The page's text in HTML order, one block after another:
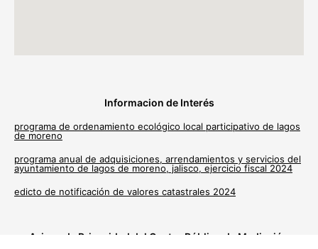
Informacion de Interés
programa de ordenamiento ecológico local participativo de lagos
de moreno
programa anual de adquisiciones, arrendamientos y servicios del
ayuntamiento de lagos de moreno, jalisco, ejercicio fiscal 2024
edicto de notificación de valores catastrales 2024
Avisos de Privacidad del Centro Público de Mediación